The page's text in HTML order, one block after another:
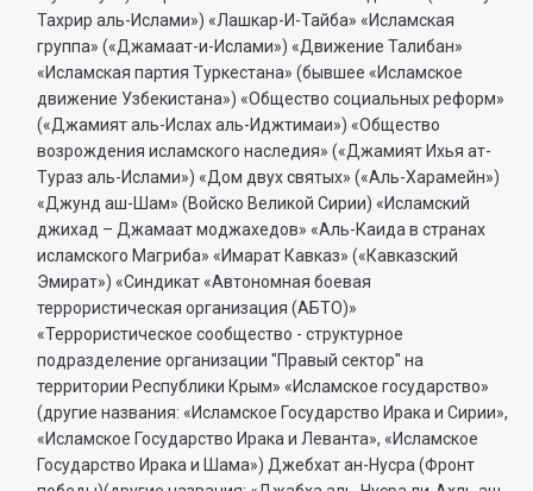
Тахрир аль-Ислами») «Лашкар-И-Тайба» «Исламская
группа» («Джамаат-и-Ислами») «Движение Талибан»
«Исламская партия Туркестана» (бывшее «Исламское
движение Узбекистана») «Общество социальных реформ»
(«Джамият аль-Ислах аль-Иджтимаи») «Общество
возрождения исламского наследия» («Джамият Ихья ат-
Тураз аль-Ислами») «Дом двух святых» («Аль-Харамейн»)
«Джунд аш-Шам» (Войско Великой Сирии) «Исламский
джихад – Джамаат моджахедов» «Аль-Каида в странах
исламского Магриба» «Имарат Кавказ» («Кавказский
Эмират») «Синдикат «Автономная боевая
террористическая организация (АБТО)»
«Террористическое сообщество - структурное
подразделение организации "Правый сектор" на
территории Республики Крым» «Исламское государство»
(другие названия: «Исламское Государство Ирака и Сирии»,
«Исламское Государство Ирака и Леванта», «Исламское
Государство Ирака и Шама») Джебхат ан-Нусра (Фронт